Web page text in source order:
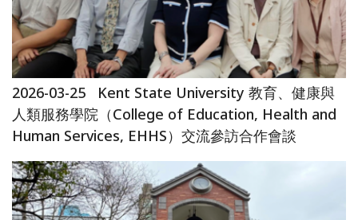
2026-03-25
Kent State University 教育、健康與
人類服務學院（College of Education, Health and
Human Services, EHHS）交流參訪合作會談